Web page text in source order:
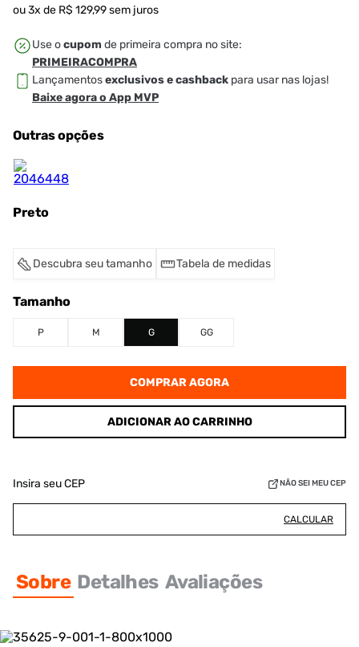
ou3x de R$ 129,99sem juros
Use ocupom de primeira compra no site:
PRIMEIRACOMPRA
Lançamentosexclusivos e cashback para usar nas lojas!
Baixe agora o App MVP
Outras opções
Preto
Descubra seu tamanho Tabela de medidas
Tamanho
P M G GG
COMPRAR AGORA
ADICIONAR AO CARRINHO
Insira seu CEP NÃO SEI MEU CEP
CALCULAR
Sobre Detalhes Avaliações